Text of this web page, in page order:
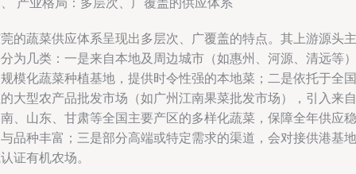
产业格局：多层次、广覆盖的供应体系
的蔬菜供应体系呈现出多层次、广覆盖的特点。其上游源头主
为几类：一是来自本地及周边城市（如惠州、河源、清远等）
模化蔬菜种植基地，提供时令性强的本地菜；二是依托于全国
大型农产品批发市场（如广州江南果菜批发市场），引入来自
、山东、甘肃等全国主要产区的多样化蔬菜，保障全年供应稳
品种丰富；三是部分高端或特定需求的渠道，会对接供港基地
证有机农场。